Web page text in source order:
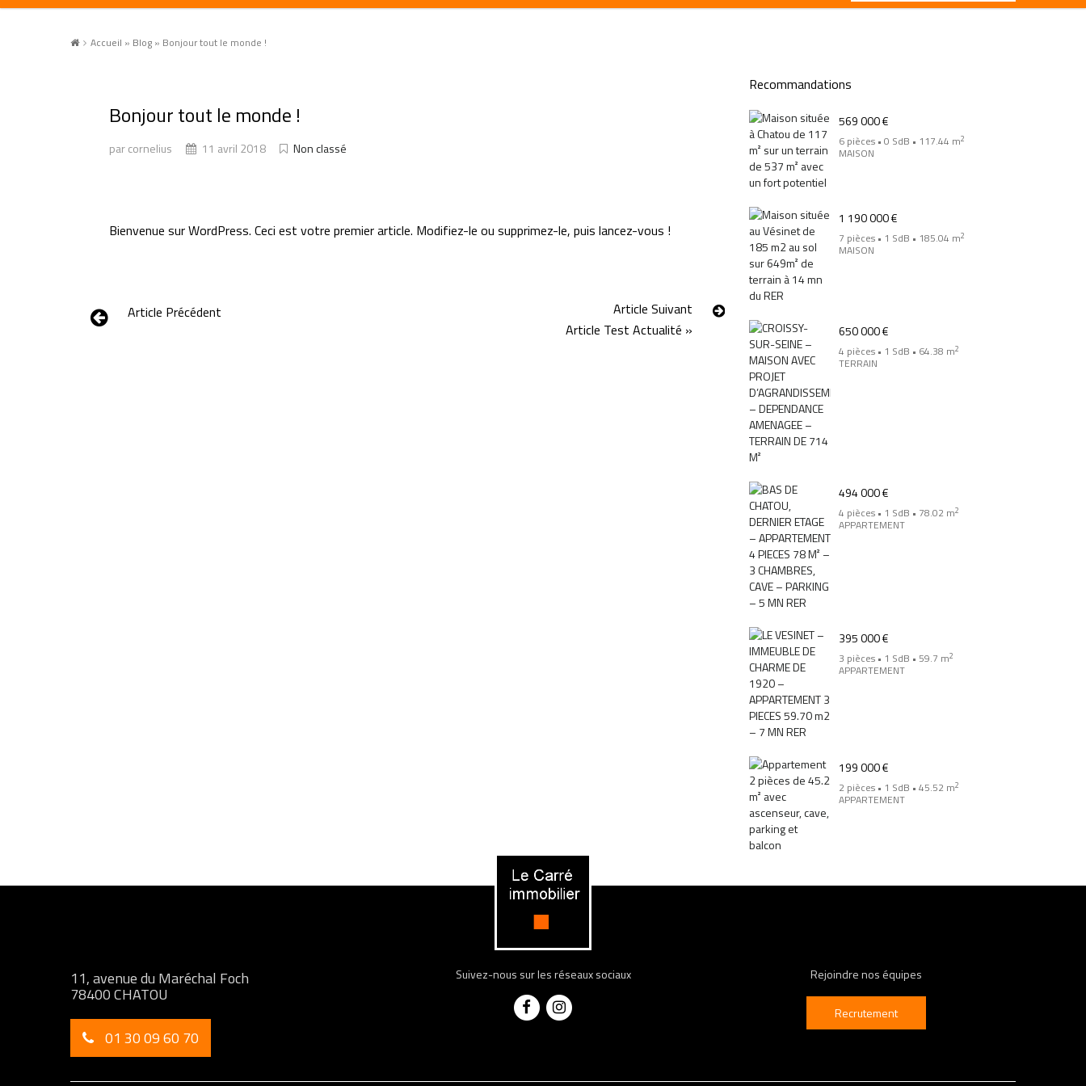
Accueil » Blog » Bonjour tout le monde !
Bonjour tout le monde !
par cornelius 11 avril 2018 Non classé
Bienvenue sur WordPress. Ceci est votre premier article. Modifiez-le ou supprimez-le, puis lancez-vous !
Article Précédent
Article Suivant
Article Test Actualité »
Recommandations
569 000 €
6 pièces • 0 SdB • 117.44 m2
MAISON
1 190 000 €
7 pièces • 1 SdB • 185.04 m2
MAISON
650 000 €
4 pièces • 1 SdB • 64.38 m2
TERRAIN
494 000 €
4 pièces • 1 SdB • 78.02 m2
APPARTEMENT
395 000 €
3 pièces • 1 SdB • 59.7 m2
APPARTEMENT
199 000 €
2 pièces • 1 SdB • 45.52 m2
APPARTEMENT
11, avenue du Maréchal Foch
78400 CHATOU
01 30 09 60 70
Suivez-nous sur les réseaux sociaux Rejoindre nos équipes
Recrutement